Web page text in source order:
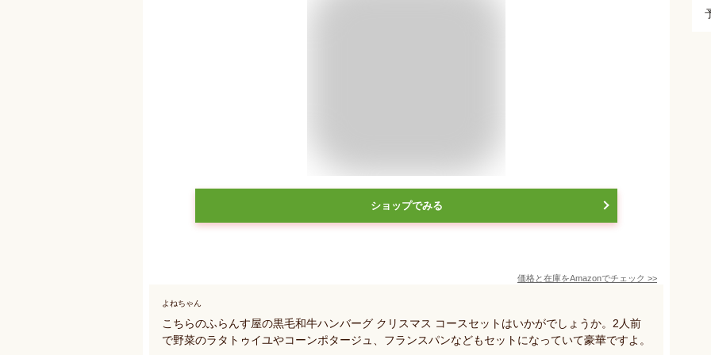
ショップでみる
価格と在庫をAmazonでチェック >>
よねちゃん
こちらのふらんす屋の黒毛和牛ハンバーグ クリスマス コースセットはいかがでしょうか。2人前
で野菜のラタトゥイユやコーンポタージュ、フランスパンなどもセットになっていて豪華ですよ。